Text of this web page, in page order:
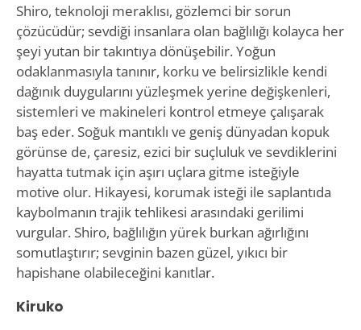
Shiro, teknoloji meraklısı, gözlemci bir sorun
çözücüdür; sevdiği insanlara olan bağlılığı kolayca her
şeyi yutan bir takıntıya dönüşebilir. Yoğun
odaklanmasıyla tanınır, korku ve belirsizlikle kendi
dağınık duygularını yüzleşmek yerine değişkenleri,
sistemleri ve makineleri kontrol etmeye çalışarak
baş eder. Soğuk mantıklı ve geniş dünyadan kopuk
görünse de, çaresiz, ezici bir suçluluk ve sevdiklerini
hayatta tutmak için aşırı uçlara gitme isteğiyle
motive olur. Hikayesi, korumak isteği ile saplantıda
kaybolmanın trajik tehlikesi arasındaki gerilimi
vurgular. Shiro, bağlılığın yürek burkan ağırlığını
somutlaştırır; sevginin bazen güzel, yıkıcı bir
hapishane olabileceğini kanıtlar.
Kiruko